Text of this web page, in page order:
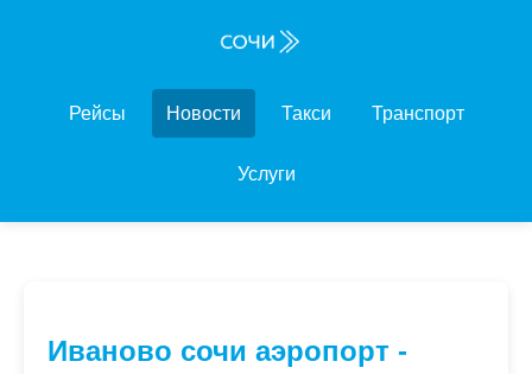
Рейсы Новости Такси Транспорт
Услуги
Иваново сочи аэропорт -